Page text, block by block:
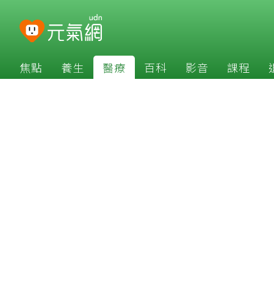
焦點 養生 醫療 百科 影音 課程